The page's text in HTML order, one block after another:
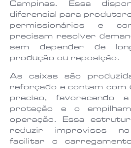
Campinas. Essa
diferencial para
permissionários e
precisam resolver
sem depender de
produção ou reposição.
As caixas são
reforçado e contam com
preciso, favorecendo
proteção e o
operação. Essa
reduzir improvisos
facilitar o